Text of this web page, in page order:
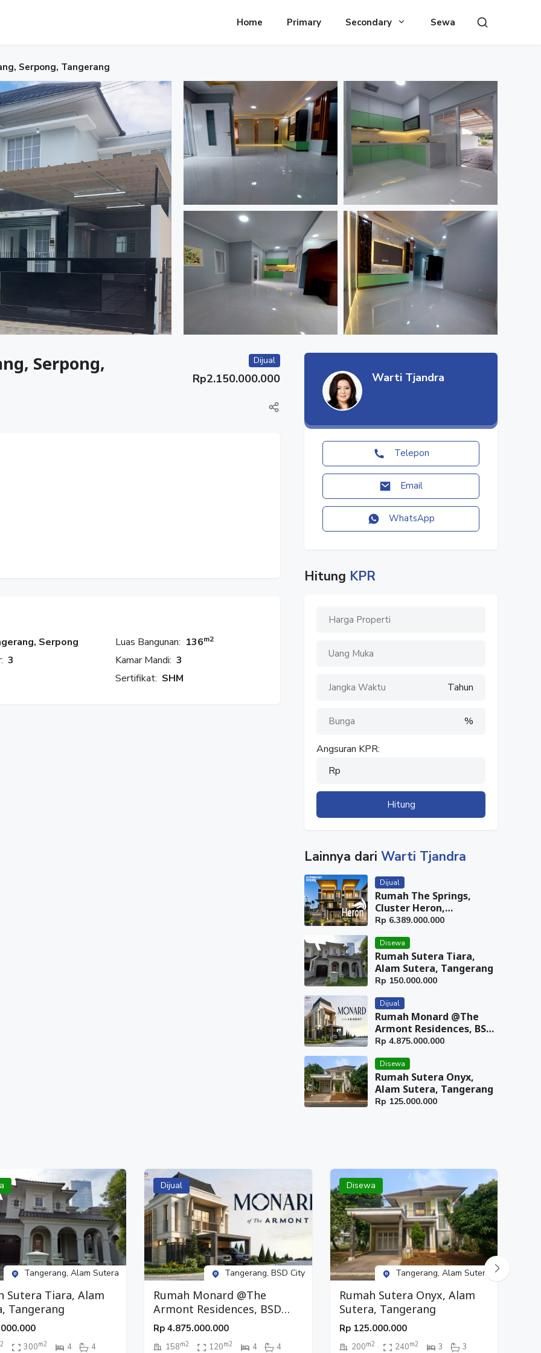
Home Primary Secondary Sewa
Serpong, Tangerang
Serpong,
Dijual
Rp2.150.000.000
Serpong Luas Bangunan: 136m2
3 Kamar Mandi: 3
Sertifikat: SHM
Warti Tjandra
Telepon
Email
WhatsApp
Hitung KPR
Tahun
%
Angsuran KPR:
Rp
Hitung
Lainnya dari Warti Tjandra
Dijual
Rumah The Springs,
Cluster Heron,
Summarecon Serpong,
Rp 6.389.000.000
Disewa
Rumah Sutera Tiara,
Alam Sutera, Tangerang
Rp 150.000.000
Dijual
Rumah Monard @The
Armont Residences, BSD
City, Tangerang
Rp 4.875.000.000
Disewa
Rumah Sutera Onyx,
Alam Sutera, Tangerang
Rp 125.000.000
Tangerang, Alam Sutera
Sutera Tiara, Alam
Tangerang
300m2 4 4
Dijual
Tangerang, BSD City
Rumah Monard @The
Armont Residences, BSD
City, Tangerang
Rp 4.875.000.000
158m2 120m2 4 4
Disewa
Tangerang, Alam Sutera
Rumah Sutera Onyx, Alam
Sutera, Tangerang
Rp 125.000.000
200m2 240m2 3 3